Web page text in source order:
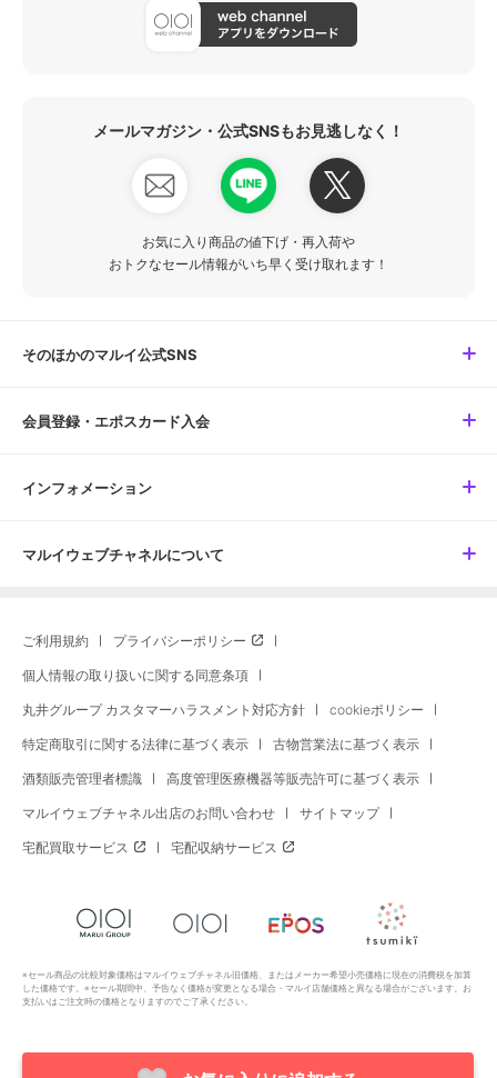
メールマガジン・公式SNSもお見逃しなく！
お気に入り商品の値下げ・再入荷や
おトクなセール情報がいち早く受け取れます！
そのほかのマルイ公式SNS
会員登録・エポスカード入会
インフォメーション
マルイウェブチャネルについて
ご利用規約 プライバシーポリシー
個人情報の取り扱いに関する同意条項
丸井グループ カスタマーハラスメント対応方針 cookieポリシー
特定商取引に関する法律に基づく表示 古物営業法に基づく表示
酒類販売管理者標識 高度管理医療機器等販売許可に基づく表示
マルイウェブチャネル出店のお問い合わせ サイトマップ
宅配買取サービス 宅配収納サービス
※セール商品の比較対象価格はマルイウェブチャネル旧価格、またはメーカー希望小売価格に現在の消費税を加算
した価格です。※セール期間中、予告なく価格が変更となる場合・マルイ店舗価格と異なる場合がございます。お
支払いはご注文時の価格となりますのでご了承ください。